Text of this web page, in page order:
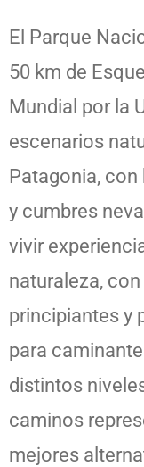
El Parque
50 km de
Mundial por la
escenarios
Patagonia,
y cumbres
vivir
naturaleza,
principiantes y
para
distintos
caminos
mejores